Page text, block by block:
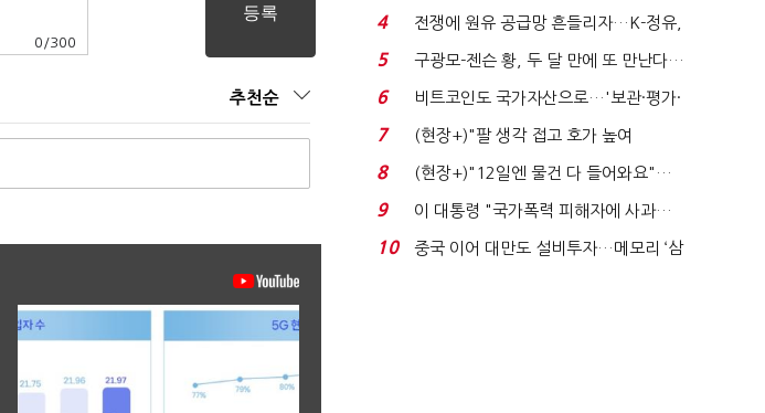
0 /300
추천순
는 추가투표 때리기...
4
전쟁에 원유 공급망 흔들리자…K-정유,
에너지안보 핵심...
5
구광모-젠슨 황, 두 달 만에 또 만난다…
로봇·AI 등 논...
6
비트코인도 국가자산으로…'보관·평가·
처분' 기준은 ...
7
(현장+)"팔 생각 접고 호가 높여
요"…'덜 똘똘한 한 채' 20...
8
(현장+)"12일엔 물건 다 들어와요"…
빈 매대 채우며 문 연 ...
9
이 대통령 "국가폭력 피해자에 사과…
적극적 조사로 진...
10
중국 이어 대만도 설비투자…메모리 ‘삼